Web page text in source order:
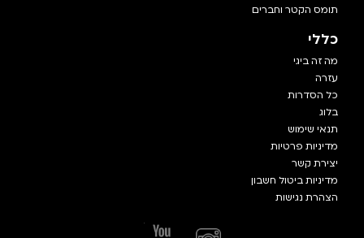
תומס הקטר וחברים
כללי
מה זה ביגי
עזרה
כל הסדרות
בלוג
תנאי שימוש
מדיניות פרטיות
יצירת קשר
מדיניות ביטול חשבון
הצהרת נגישות